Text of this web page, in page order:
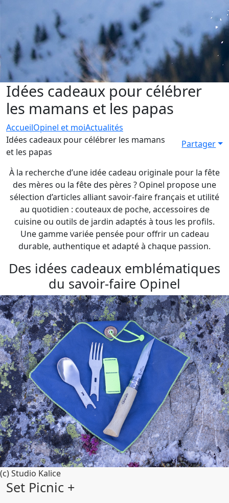
Idées cadeaux pour célébrer
les mamans et les papas
AccueilOpinel et moiActualités
Idées cadeaux pour célébrer les mamans
et les papas
Partager
À la recherche d’une idée cadeau originale pour la fête
des mères ou la fête des pères ? Opinel propose une
sélection d’articles alliant savoir-faire français et utilité
au quotidien : couteaux de poche, accessoires de
cuisine ou outils de jardin adaptés à tous les profils.
Une gamme variée pensée pour offrir un cadeau
durable, authentique et adapté à chaque passion.
Des idées cadeaux emblématiques
du savoir-faire Opinel
(c) Studio Kalice
Set Picnic +